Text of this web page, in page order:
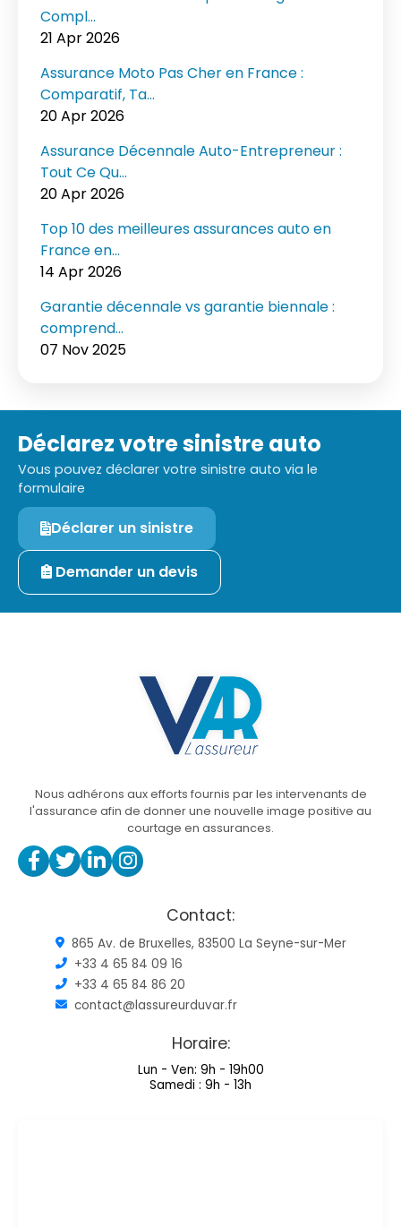
Compl...
21 Apr 2026
Assurance Moto Pas Cher en France :
Comparatif, Ta...
20 Apr 2026
Assurance Décennale Auto-Entrepreneur :
Tout Ce Qu...
20 Apr 2026
Top 10 des meilleures assurances auto en
France en...
14 Apr 2026
Garantie décennale vs garantie biennale :
comprend...
07 Nov 2025
Déclarez votre sinistre auto
Vous pouvez déclarer votre sinistre auto via le
formulaire
Déclarer un sinistre
Demander un devis
Nous adhérons aux efforts fournis par les intervenants de
l'assurance afin de donner une nouvelle image positive au
courtage en assurances.
Contact:
865 Av. de Bruxelles, 83500 La Seyne-sur-Mer
+33 4 65 84 09 16
+33 4 65 84 86 20
contact@lassureurduvar.fr
Horaire:
Lun - Ven: 9h - 19h00
Samedi : 9h - 13h